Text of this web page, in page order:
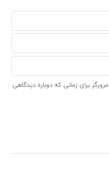
برای زمانی که دوباره دیدگاهی